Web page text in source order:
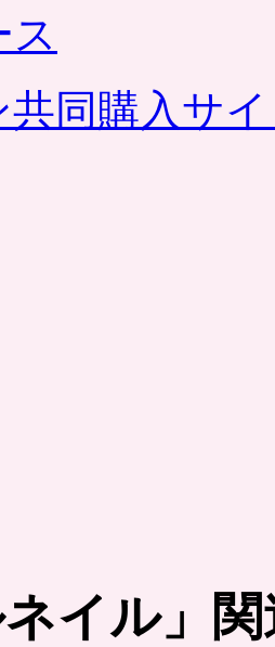
ス
共同購入サ
イル」関